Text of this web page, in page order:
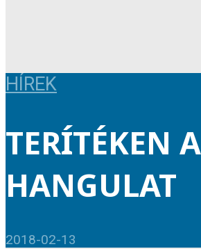
HÍREK
TERÍTÉKEN
HANGULAT
2018-02-13